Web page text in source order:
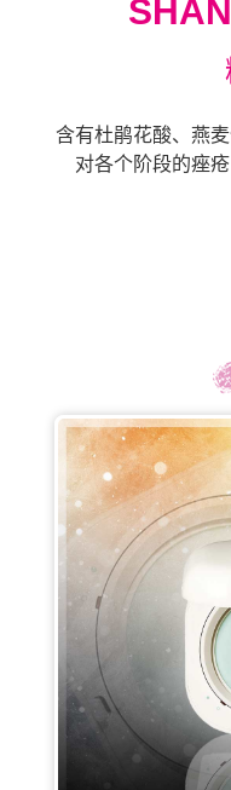
含有杜鹃花酸、燕
对各个阶段的痤